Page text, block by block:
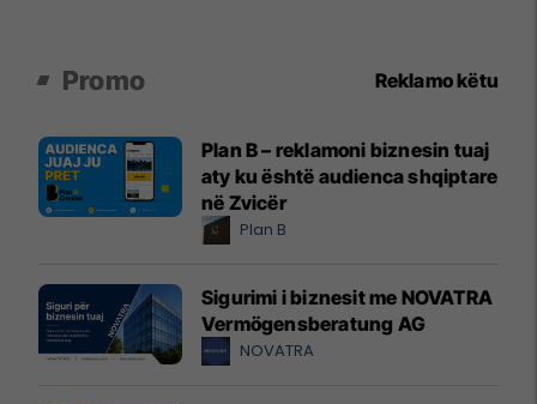
Promo Reklamo këtu
Plan B – reklamoni biznesin tuaj
aty ku është audienca shqiptare
në Zvicër
Plan B
Sigurimi i biznesit me NOVATRA
Vermögensberatung AG
NOVATRA